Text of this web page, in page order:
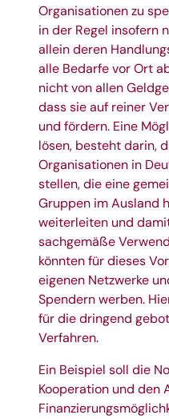
Organisationen zu
in der Regel insofern
allein deren
alle Bedarfe vor Ort
nicht von allen
dass sie auf reiner
und fördern. Eine
lösen, besteht darin,
Organisationen in
stellen, die eine
Gruppen im Ausland
weiterleiten und
sachgemäße
könnten für dieses
eigenen Netzwerke
Spendern werben.
für die dringend
Verfahren.
Ein Beispiel soll die
Kooperation und den